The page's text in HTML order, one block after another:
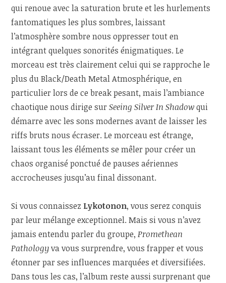
qui renoue avec la saturation brute et les hurlements
fantomatiques les plus sombres, laissant
l’atmosphère sombre nous oppresser tout en
intégrant quelques sonorités énigmatiques. Le
morceau est très clairement celui qui se rapproche le
plus du Black/Death Metal Atmosphérique, en
particulier lors de ce break pesant, mais l’ambiance
chaotique nous dirige surSeeing Silver In Shadowqui
démarre avec les sons modernes avant de laisser les
riffs bruts nous écraser. Le morceau est étrange,
laissant tous les éléments se mêler pour créer un
chaos organisé ponctué de pauses aériennes
accrocheuses jusqu’au final dissonant.
Si vous connaissez Lykotonon, vous serez conquis
par leur mélange exceptionnel. Mais si vous n’avez
jamais entendu parler du groupe,Promethean
Pathologyva vous surprendre, vous frapper et vous
étonner par ses influences marquées et diversifiées.
Dans tous les cas, l’album reste aussi surprenant que